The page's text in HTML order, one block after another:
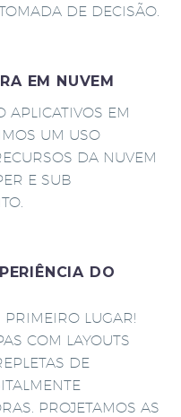
DE DECISÃO.
EM NUVEM
APLICATIVOS EM
UM USO
DA NUVEM
E SUB
DO
LUGAR!
COM LAYOUTS
DE
PROJETAMOS AS